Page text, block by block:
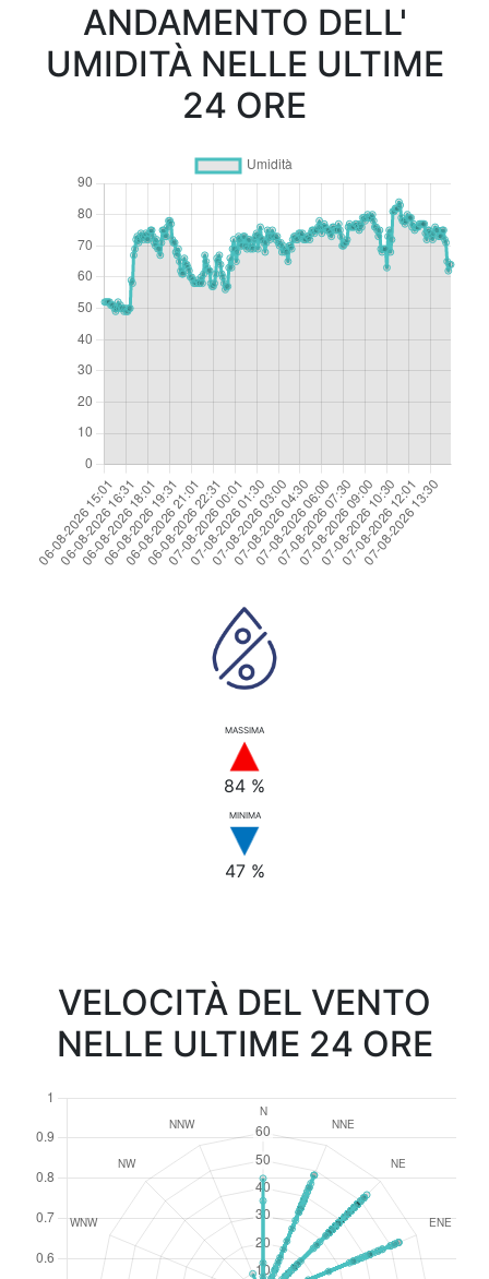
ANDAMENTO DELL'
UMIDITÀ NELLE ULTIME
24 ORE
MASSIMA
84 %
MINIMA
47 %
VELOCITÀ DEL VENTO
NELLE ULTIME 24 ORE